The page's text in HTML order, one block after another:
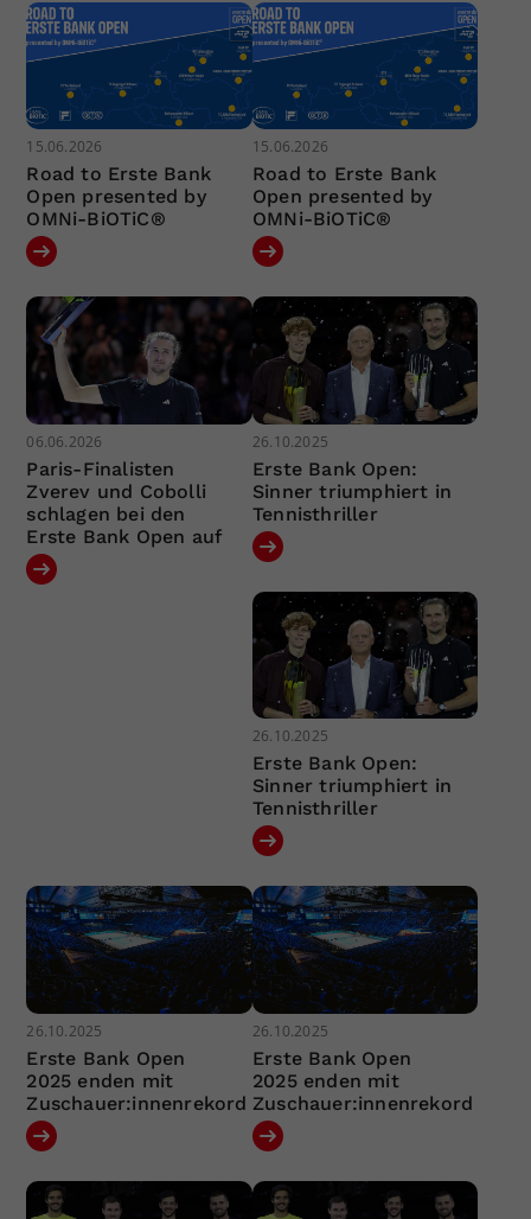
15.06.2026
Road to Erste Bank
Open presented by
OMNi-BiOTiC®
15.06.2026
Road to Erste Bank
Open presented by
OMNi-BiOTiC®
06.06.2026
Paris-Finalisten
Zverev und Cobolli
schlagen bei den
Erste Bank Open auf
26.10.2025
Erste Bank Open:
Sinner triumphiert in
Tennisthriller
26.10.2025
Erste Bank Open:
Sinner triumphiert in
Tennisthriller
26.10.2025
Erste Bank Open
2025 enden mit
Zuschauer:innenrekord
26.10.2025
Erste Bank Open
2025 enden mit
Zuschauer:innenrekord